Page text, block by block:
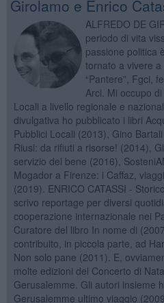
Girolamo e Enrico
ALFREDO DE
periodo di vita
passione politica
tornato a vivere
“Pantere”, Fgci,
Arci. Mi occupo
Locali a livello regionale e
divulgativa ho pubblicato i libri
Pubblici Locali (2013), Gino
Riusi: da rifiuti a risorse! (2014),
servizio del bene (2016),
Mogador a Firenze: i Caffaz,
(2019). ENRICO CATASSI -
scrivo reportage per diversi
cooperazione internazionale nei
Curatore del libro In nome di
contribuito, in piccola parte, ad
Non solo pane (2011). E,
molte edizioni del Concerto di
Gerusalemme. Gli autori insieme
Gerusalemme ultimo viaggio